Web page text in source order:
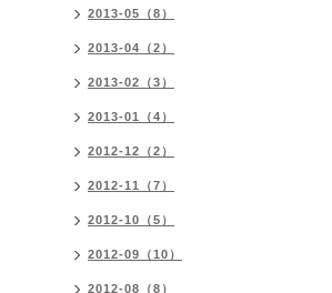
2013-05（8）
2013-04（2）
2013-02（3）
2013-01（4）
2012-12（2）
2012-11（7）
2012-10（5）
2012-09（10）
2012-08（8）